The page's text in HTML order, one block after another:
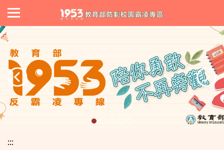
:::